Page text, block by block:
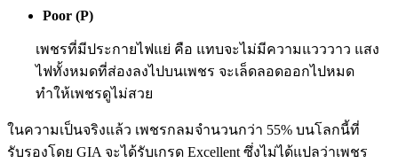
Poor (P)
เพชรที่มีประกายไฟแย่ คือ แทบจะไม่มีความแวววาว แสง
ไฟทั้งหมดที่ส่องลงไปบนเพชร จะเล็ดลอดออกไปหมด
ทำให้เพชรดูไม่สวย
ในความเป็นจริงแล้ว เพชรกลมจำนวนกว่า 55% บนโลกนี้ที่
รับรองโดย GIA จะได้รับเกรด Excellent ซึ่งไม่ได้แปลว่าเพชร